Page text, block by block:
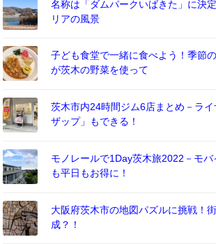
名称は「ダムパークいばきた」に決
リアの風景
子ども食堂で一緒に食べよう！季節
が茨木の野菜を使って
茨木市内24時間ジム6店まとめ－ラ
ザップ」もできる！
モノレールで1Day茨木旅2022－モ
も平日もお得に！
大阪府茨木市の地図パズルに挑戦！
成？！